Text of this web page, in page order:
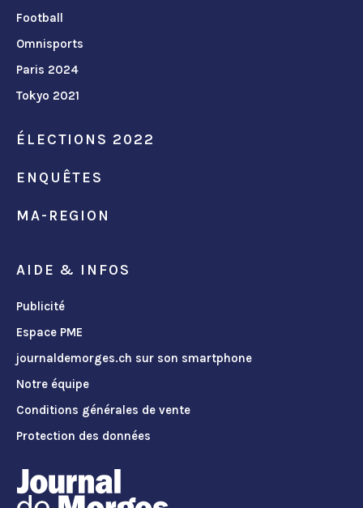
Football
Omnisports
Paris 2024
Tokyo 2021
ÉLECTIONS 2022
ENQUÊTES
MA-REGION
AIDE & INFOS
Publicité
Espace PME
journaldemorges.ch sur son smartphone
Notre équipe
Conditions générales de vente
Protection des données